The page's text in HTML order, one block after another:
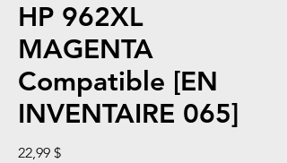
HP 962XL
MAGENTA
Compatible [EN
INVENTAIRE 065]
22,99 $Prix